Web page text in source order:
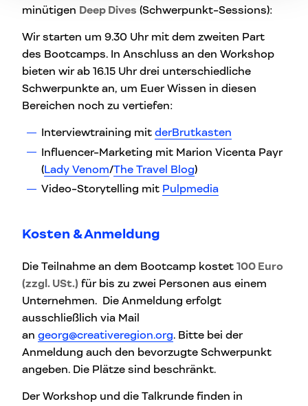
minütigen Deep Dives (Schwerpunkt-Sessions):
Wir starten um 9.30 Uhr mit dem zweiten Part
des Bootcamps. In Anschluss an den Workshop
bieten wir ab 16.15 Uhr drei unterschiedliche
Schwerpunkte an, um Euer Wissen in diesen
Bereichen noch zu vertiefen:
Interviewtraining mit derBrutkasten
Influencer-Marketing mit Marion Vicenta Payr
(Lady Venom/The Travel Blog)
Video-Storytelling mit Pulpmedia
Kosten & Anmeldung
Die Teilnahme an dem Bootcamp kostet 100 Euro
(zzgl. USt.) für bis zu zwei Personen aus einem
Unternehmen. Die Anmeldung erfolgt
ausschließlich via Mail
an georg@creativeregion.org. Bitte bei der
Anmeldung auch den bevorzugte Schwerpunkt
angeben. Die Plätze sind beschränkt.
Der Workshop und die Talkrunde finden in